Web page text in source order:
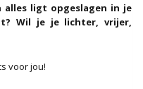
alles ligt opgeslagen in je
Wil je je lichter, vrijer,
voor jou!